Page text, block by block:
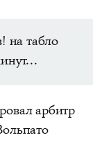
на табло
арбитр